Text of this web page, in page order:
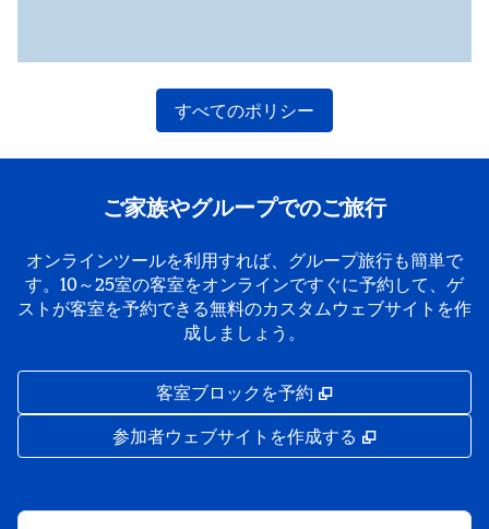
すべてのポリシー
ご家族やグループでのご旅行
オンラインツールを利用すれば、グループ旅行も簡単で
す。10～25室の客室をオンラインですぐに予約して、ゲ
ストが客室を予約できる無料のカスタムウェブサイトを作
成しましょう。
客室ブロックを予約 ,
参加者ウェブサイトを作成する ,